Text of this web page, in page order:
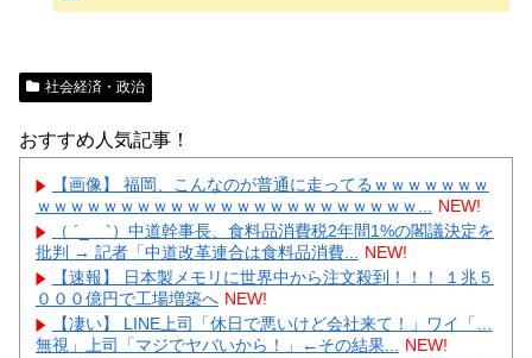
社会経済・政治
おすすめ人気記事！
【画像】 福岡、こんなのが普通に走ってるｗｗｗｗｗｗｗ
ｗｗｗｗｗｗｗｗｗｗｗｗｗｗｗｗｗｗｗｗｗｗｗ...
NEW!
（ ´_ゝ`）中道幹事長、食料品消費税2年間1%の閣議決定を
批判 → 記者「中道改革連合は食料品消費...
NEW!
【速報】 日本製メモリに世界中から注文殺到！！！ １兆５
０００億円で工場増築へ NEW!
【凄い】 LINE上司「休日で悪いけど会社来て！」ワイ「…
無視」上司「マジでヤバいから！」←その結果...
NEW!